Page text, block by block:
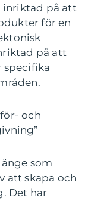
inriktad på att
för en
på att
specifika
och
som
att skapa och
Det har